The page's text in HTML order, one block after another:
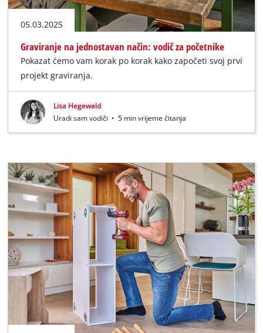
05.03.2025
Graviranje na jednostavan način: vodič za početnike
Pokazat ćemo vam korak po korak kako započeti svoj prvi
projekt graviranja.
Lisa Hegewald
Uradi sam vodiči • 5 min vrijeme čitanja